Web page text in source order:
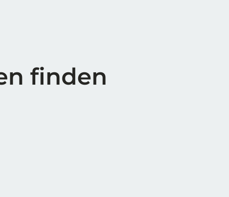
finden